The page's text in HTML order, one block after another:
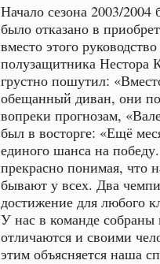
Начало сезона 2003/
было отказано в
вместо этого
полузащитника Нестора
грустно пошутил:
обещанный диван, они
вопреки прогнозам,
был в восторге: «Ещё
единого шанса на
прекрасно понимая, что
бывают у всех. Два
достижение для любого
У нас в команде собраны
отличаются и своими
этим объясняется наша